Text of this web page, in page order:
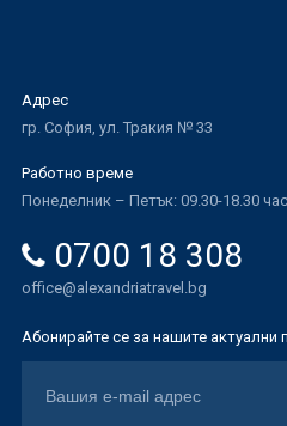
Адрес
гр. София, ул. Тракия № 33
Работно време
Понеделник – Петък: 09.30-18.30
0700 18 308
office@alexandriatravel.bg
Абонирайте се за нашите актуални